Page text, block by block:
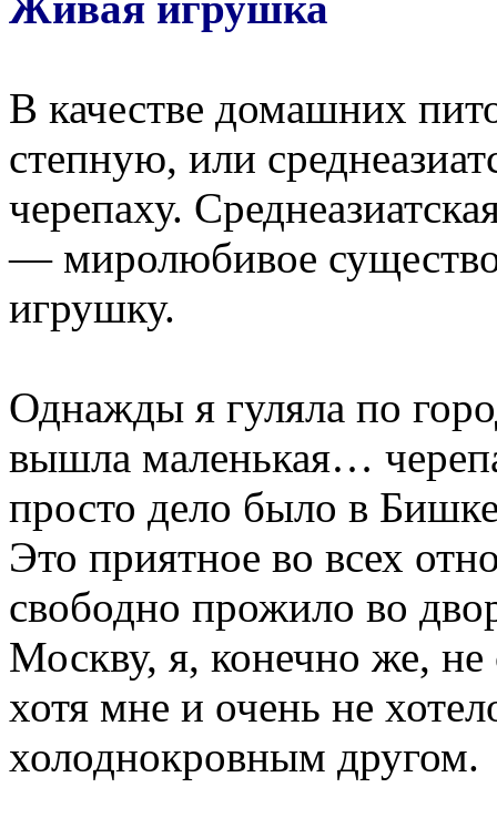
В качестве домашних
степную, или
черепаху.
— миролюбивое
игрушку.
Однажды я гуляла по
вышла маленькая…
просто дело было в
Это приятное во всех
свободно прожило во
Москву, я, конечно же, не
хотя мне и очень не
холоднокровным другом.